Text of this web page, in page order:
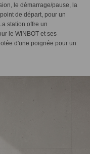
le démarrage/pause, la
de départ, pour un
station offre un
le WINBOT et ses
d'une poignée pour un